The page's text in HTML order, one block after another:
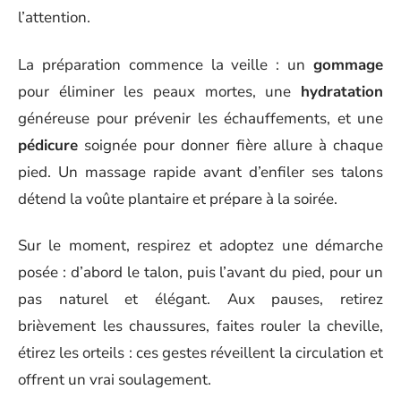
l’attention.
La préparation commence la veille : un gommage
pour éliminer les peaux mortes, une hydratation
généreuse pour prévenir les échauffements, et une
pédicure soignée pour donner fière allure à chaque
pied. Un massage rapide avant d’enfiler ses talons
détend la voûte plantaire et prépare à la soirée.
Sur le moment, respirez et adoptez une démarche
posée : d’abord le talon, puis l’avant du pied, pour un
pas naturel et élégant. Aux pauses, retirez
brièvement les chaussures, faites rouler la cheville,
étirez les orteils : ces gestes réveillent la circulation et
offrent un vrai soulagement.